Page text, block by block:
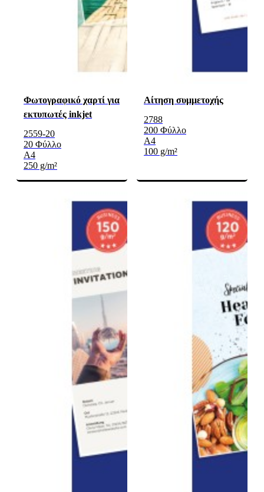
Φωτογραφικό χαρτί για
εκτυπωτές inkjet
2559-20
20 Φύλλο
A4
250 g/m²
Αίτηση συμμετοχής
2788
200 Φύλλο
A4
100 g/m²